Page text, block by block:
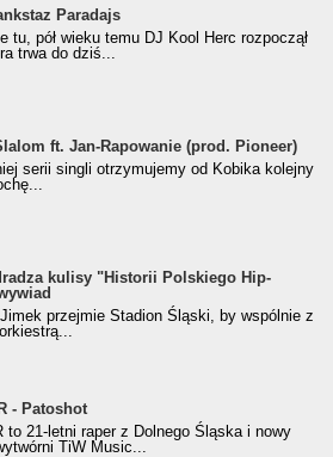
za
Album Roku
Paradajs
tu, pół wieku temu DJ Kool Herc rozpoczął
trwa do dziś...
Rapowanie (prod. Pioneer)
ft. Jan-Rapowanie (prod. Pioneer)
serii singli otrzymujemy od Kobika kolejny
"Historii Polskiego Hip-
kulisy "Historii Polskiego Hip-
przejmie Stadion Śląski, by wspólnie z
- Patoshot
to 21-letni raper z Dolnego Śląska i nowy
TiW Music...